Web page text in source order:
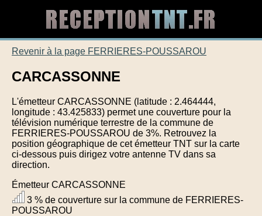
Revenir à la page FERRIERES-POUSSAROU
CARCASSONNE
L'émetteur CARCASSONNE (latitude : 2.464444,
longitude : 43.425833) permet une couverture pour la
télévision numérique terrestre de la commune de
FERRIERES-POUSSAROU de 3%. Retrouvez la
position géographique de cet émetteur TNT sur la carte
ci-dessous puis dirigez votre antenne TV dans sa
direction.
Émetteur CARCASSONNE
3 % de couverture sur la commune de FERRIERES-
POUSSAROU